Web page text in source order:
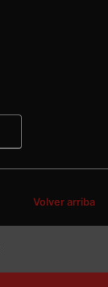
Volver arriba